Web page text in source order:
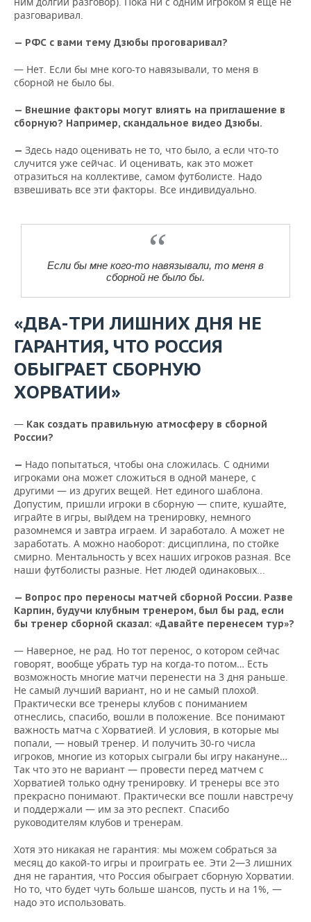
разговаривал.
— РФС с вами тему Дзюбы проговаривал?
— Нет. Если бы мне кого-то навязывали, то меня в
сборной не было бы.
— Внешние факторы могут влиять на приглашение в
сборную? Например, скандальное видео Дзюбы.
— Здесь надо оценивать не то, что было, а если что-то
случится уже сейчас. И оценивать, как это может
отразиться на коллективе, самом футболисте. Надо
взвешивать все эти факторы. Все индивидуально.
Если бы мне кого-то навязывали, то меня в
сборной не было бы.
«ДВА-ТРИ ЛИШНИХ ДНЯ НЕ
ГАРАНТИЯ, ЧТО РОССИЯ
ОБЫГРАЕТ СБОРНУЮ
ХОРВАТИИ»
— Как создать правильную атмосферу в сборной
России?
— Надо попытаться, чтобы она сложилась. С одними
игроками она может сложиться в одной манере, с
другими — из других вещей. Нет единого шаблона.
Допустим, пришли игроки в сборную — спите, кушайте,
играйте в игры, выйдем на тренировку, немного
разомнемся и завтра играем. И заработало. А может не
заработать. А можно наоборот: дисциплина, по стойке
смирно. Ментальность у всех наших игроков разная. Все
наши футболисты разные. Нет людей одинаковых...
— Вопрос про переносы матчей сборной России. Разве
Карпин, будучи клубным тренером, был бы рад, если
бы тренер сборной сказал: «Давайте перенесем тур»?
— Наверное, не рад. Но тот перенос, о котором сейчас
говорят, вообще убрать тур на когда-то потом… Есть
возможность многие матчи перенести на 3 дня раньше.
Не самый лучший вариант, но и не самый плохой.
Практически все тренеры клубов с пониманием
отнеслись, спасибо, вошли в положение. Все понимают
важность матча с Хорватией. И условия, в которые мы
попали, — новый тренер. И получить 30-го числа
игроков, многие из которых сыграли бы игру накануне…
Так что это не вариант — провести перед матчем с
Хорватией только одну тренировку. И тренеры все это
прекрасно понимают. Практически все пошли навстречу
и поддержали — им за это респект. Спасибо
руководителям клубов и тренерам.
Хотя это никакая не гарантия: мы можем собраться за
месяц до какой-то игры и проиграть ее. Эти 2—3 лишних
дня не гарантия, что Россия обыграет сборную Хорватии.
Но то, что будет чуть больше шансов, пусть и на 1%, —
надо это использовать.